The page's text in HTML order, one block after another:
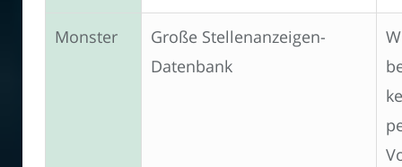
Monster
Große Stellenanzeigen-
Datenbank